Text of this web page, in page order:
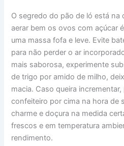
O segredo do pão de ló está na
aerar bem os ovos com açúcar
uma massa fofa e leve. Evite
para não perder o ar
mais saborosa, experimente
de trigo por amido de milho,
macia. Caso queira
confeiteiro por cima na hora de
charme e doçura na medida
frescos e em temperatura
rendimento.